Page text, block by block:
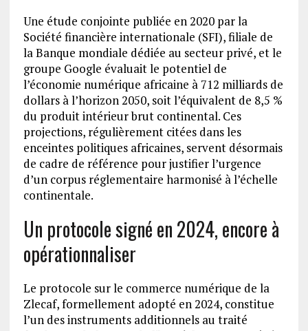
Une étude conjointe publiée en 2020 par la
Société financière internationale (SFI), filiale de
la Banque mondiale dédiée au secteur privé, et le
groupe Google évaluait le potentiel de
l’économie numérique africaine à 712 milliards de
dollars à l’horizon 2050, soit l’équivalent de 8,5 %
du produit intérieur brut continental. Ces
projections, régulièrement citées dans les
enceintes politiques africaines, servent désormais
de cadre de référence pour justifier l’urgence
d’un corpus réglementaire harmonisé à l’échelle
continentale.
Un protocole signé en 2024, encore à
opérationnaliser
Le protocole sur le commerce numérique de la
Zlecaf, formellement adopté en 2024, constitue
l’un des instruments additionnels au traité